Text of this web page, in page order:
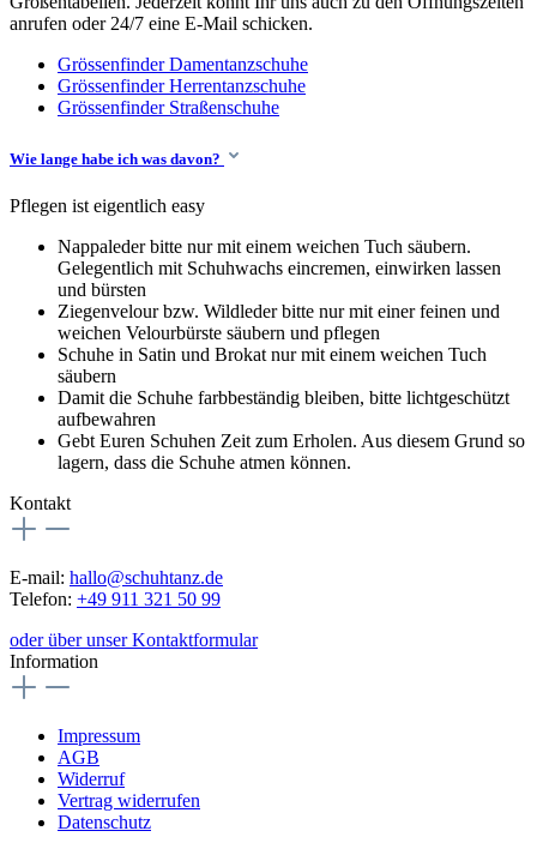
anrufen oder 24/7 eine E-Mail schicken.
Grössenfinder Damentanzschuhe
Grössenfinder Herrentanzschuhe
Grössenfinder Straßenschuhe
Wie lange habe ich was davon?
Pflegen ist eigentlich easy
Nappaleder bitte nur mit einem weichen Tuch säubern.
Gelegentlich mit Schuhwachs eincremen, einwirken lassen
und bürsten
Ziegenvelour bzw. Wildleder bitte nur mit einer feinen und
weichen Velourbürste säubern und pflegen
Schuhe in Satin und Brokat nur mit einem weichen Tuch
säubern
Damit die Schuhe farbbeständig bleiben, bitte lichtgeschützt
aufbewahren
Gebt Euren Schuhen Zeit zum Erholen. Aus diesem Grund so
lagern, dass die Schuhe atmen können.
Kontakt
E-mail: hallo@schuhtanz.de
Telefon: +49 911 321 50 99
oder über unser Kontaktformular
Information
Impressum
AGB
Widerruf
Vertrag widerrufen
Datenschutz